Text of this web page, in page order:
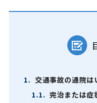
1. 交通事故の通院は
1.1. 完治または症